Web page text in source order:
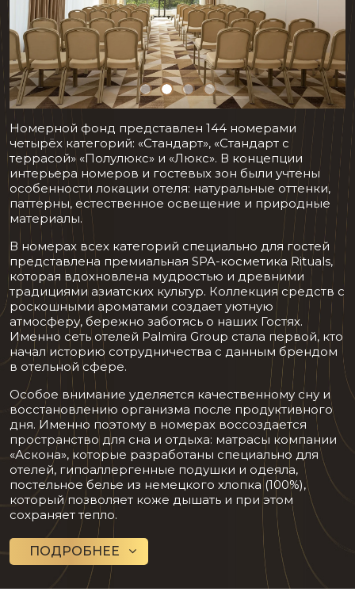
Номерной фонд представлен 144 номерами
четырёх категорий: «Стандарт», «Стандарт с
террасой» «Полулюкс» и «Люкс». В концепции
интерьера номеров и гостевых зон были учтены
особенности локации отеля: натуральные оттенки,
паттерны, естественное освещение и природные
материалы.
В номерах всех категорий специально для гостей
представлена премиальная SPA-косметика Rituals,
которая вдохновлена мудростью и древними
традициями азиатских культур. Коллекция средств с
роскошными ароматами создает уютную
атмосферу, бережно заботясь о наших Гостях.
Именно сеть отелей Palmira Group стала первой, кто
начал историю сотрудничества с данным брендом
в отельной сфере.
Особое внимание уделяется качественному сну и
восстановлению организма после продуктивного
дня. Именно поэтому в номерах воссоздается
пространство для сна и отдыха: матрасы компании
«Аскона», которые разработаны специально для
отелей, гипоаллергенные подушки и одеяла,
постельное белье из немецкого хлопка (100%),
который позволяет коже дышать и при этом
сохраняет тепло.
ПОДРОБНЕЕ